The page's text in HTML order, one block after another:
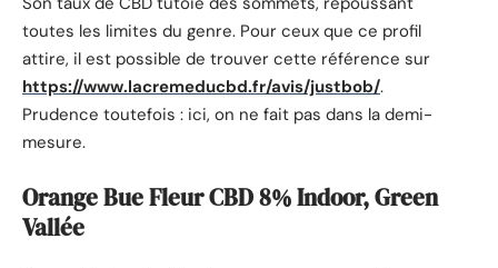
toutes les limites du genre. Pour ceux que ce profil
attire, il est possible de trouver cette référence sur
https://www.lacremeducbd.fr/avis/justbob/.
Prudence toutefois : ici, on ne fait pas dans la demi-
mesure.
Orange Bue Fleur CBD 8% Indoor, Green
Vallée